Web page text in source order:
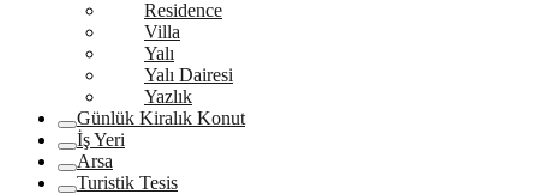
Residence
Villa
Yalı
Yalı Dairesi
Yazlık
Günlük Kiralık Konut
İş Yeri
Arsa
Turistik Tesis